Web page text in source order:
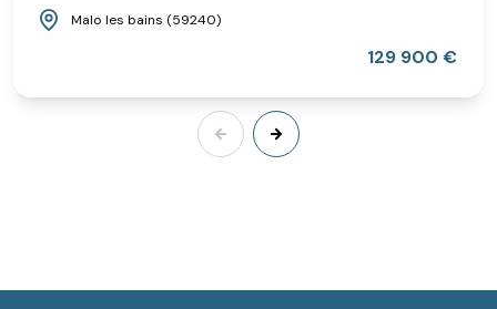
Malo les bains (59240)
129 900 €